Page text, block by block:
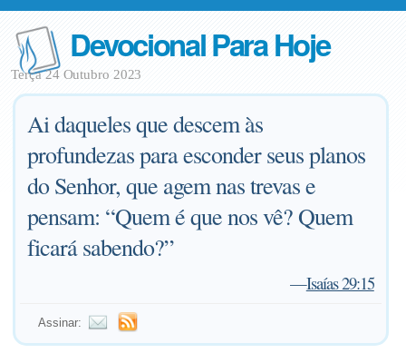
Devocional Para Hoje
Terça 24 Outubro 2023
Ai daqueles que descem às
profundezas para esconder seus planos
do Senhor, que agem nas trevas e
pensam: “Quem é que nos vê? Quem
ficará sabendo?”
—Isaías 29:15
Assinar: